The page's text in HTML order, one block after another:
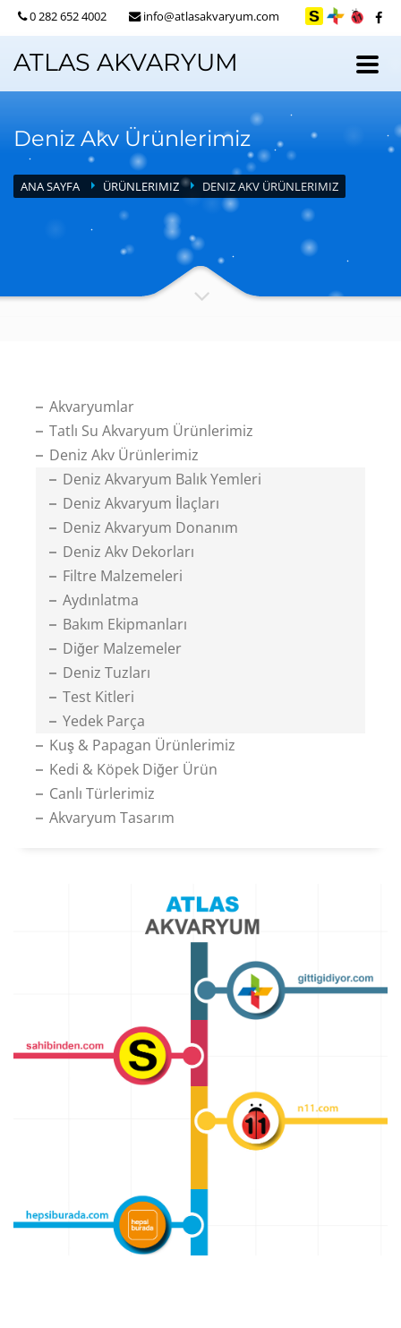
0 282 652 4002 info@atlasakvaryum.com
ATLAS AKVARYUM
Deniz Akv Ürünlerimiz
ANA SAYFA ÜRÜNLERIMIZ DENIZ AKV ÜRÜNLERIMIZ
Akvaryumlar
Tatlı Su Akvaryum Ürünlerimiz
Deniz Akv Ürünlerimiz
Deniz Akvaryum Balık Yemleri
Deniz Akvaryum İlaçları
Deniz Akvaryum Donanım
Deniz Akv Dekorları
Filtre Malzemeleri
Aydınlatma
Bakım Ekipmanları
Diğer Malzemeler
Deniz Tuzları
Test Kitleri
Yedek Parça
Kuş & Papagan Ürünlerimiz
Kedi & Köpek Diğer Ürün
Canlı Türlerimiz
Akvaryum Tasarım